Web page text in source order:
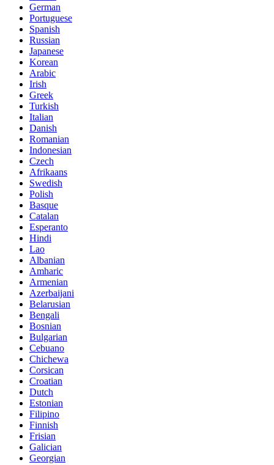
German
Portuguese
Spanish
Russian
Japanese
Korean
Arabic
Irish
Greek
Turkish
Italian
Danish
Romanian
Indonesian
Czech
Afrikaans
Swedish
Polish
Basque
Catalan
Esperanto
Hindi
Lao
Albanian
Amharic
Armenian
Azerbaijani
Belarusian
Bengali
Bosnian
Bulgarian
Cebuano
Chichewa
Corsican
Croatian
Dutch
Estonian
Filipino
Finnish
Frisian
Galician
Georgian